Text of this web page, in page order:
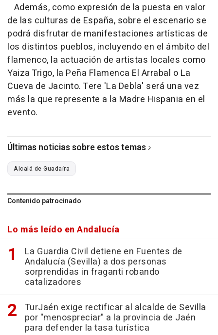
Además, como expresión de la puesta en valor
de las culturas de España, sobre el escenario se
podrá disfrutar de manifestaciones artísticas de
los distintos pueblos, incluyendo en el ámbito del
flamenco, la actuación de artistas locales como
Yaiza Trigo, la Peña Flamenca El Arrabal o La
Cueva de Jacinto. Tere 'La Debla' será una vez
más la que represente a la Madre Hispania en el
evento.
Últimas noticias sobre estos temas
Alcalá de Guadaíra
Contenido patrocinado
Lo más leído en Andalucía
La Guardia Civil detiene en Fuentes de
Andalucía (Sevilla) a dos personas
sorprendidas in fraganti robando
catalizadores
TurJaén exige rectificar al alcalde de Sevilla
por "menospreciar" a la provincia de Jaén
para defender la tasa turística